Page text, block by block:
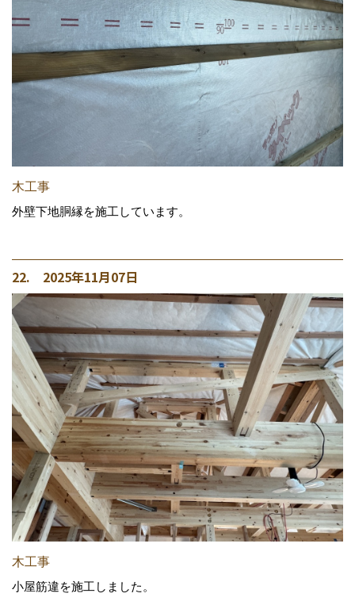
木工事
外壁下地胴縁を施工しています。
22. 2025年11月07日
木工事
小屋筋違を施工しました。